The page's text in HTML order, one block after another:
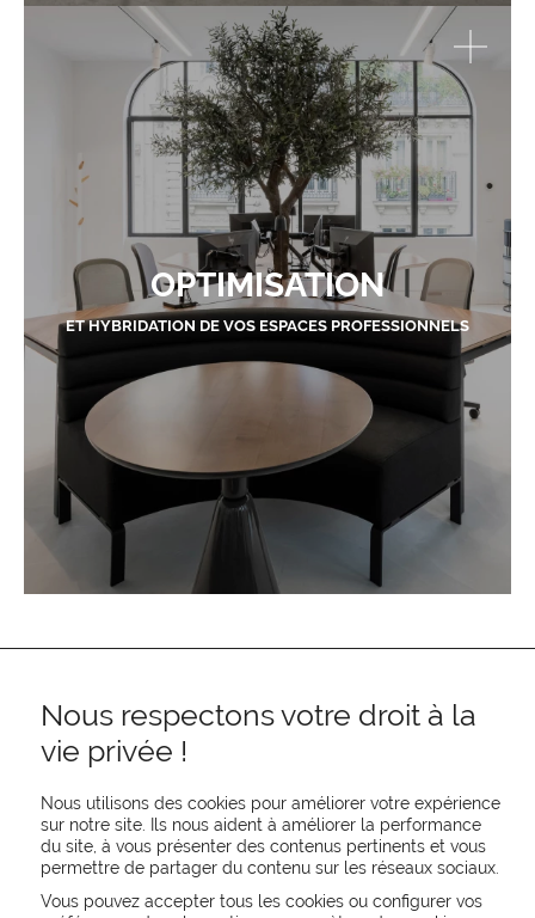
OPTIMISATION
ET HYBRIDATION DE VOS ESPACES PROFESSIONNELS
REJOIGNEZ-NOUS
CONTACTEZ-NOUS
NEWSLETTER
Nous respectons votre droit à la
vie privée !
Nous utilisons des cookies pour améliorer votre expérience
sur notre site. Ils nous aident à améliorer la performance
du site, à vous présenter des contenus pertinents et vous
permettre de partager du contenu sur les réseaux sociaux.
Vous pouvez accepter tous les cookies ou configurer vos